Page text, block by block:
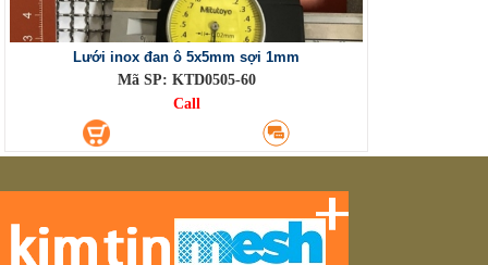
Lưới inox đan ô 5x5mm sợi 1mm
Mã SP: KTD0505-60
Call